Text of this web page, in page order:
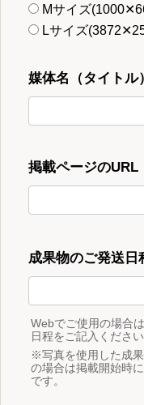
Mサイズ
Lサイズ
媒体名（タイトル）
掲載ページのURL
成果物のご発送日
Webでご使用の場合
日程をご記入ください
※写真を使用した成
の場合は掲載開始時
です。